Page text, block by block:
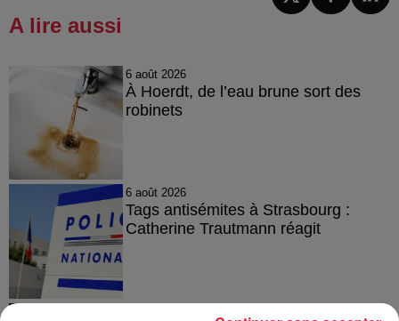
A lire aussi
6 août 2026
À Hoerdt, de l’eau brune sort des
robinets
6 août 2026
Tags antisémites à Strasbourg :
Catherine Trautmann réagit